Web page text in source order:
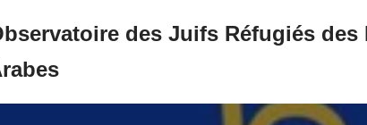
des Juifs Réfugiés des